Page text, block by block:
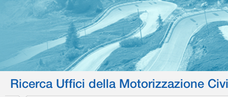
Ricerca Uffici della Motorizzazione